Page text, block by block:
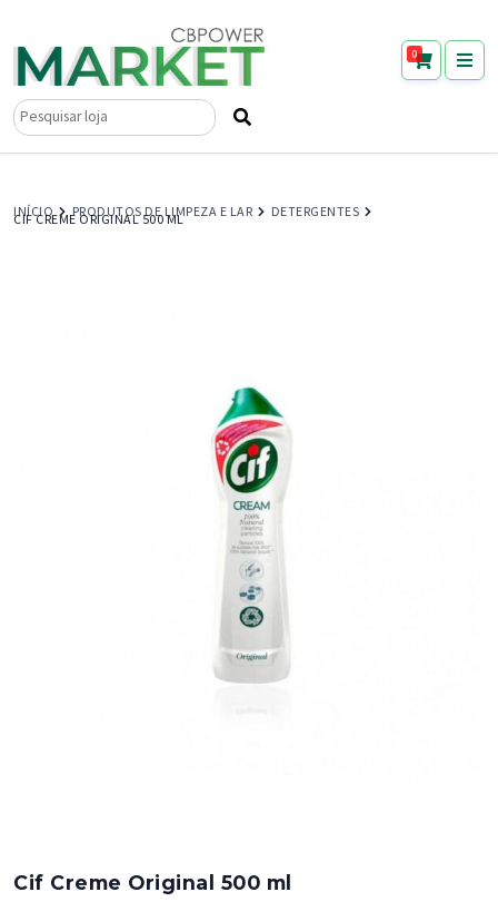
0
Pesquisar
INÍCIO PRODUTOS DE LIMPEZA E LAR DETERGENTES
CIF CREME ORIGINAL 500 ML
Cif Creme Original 500 ml